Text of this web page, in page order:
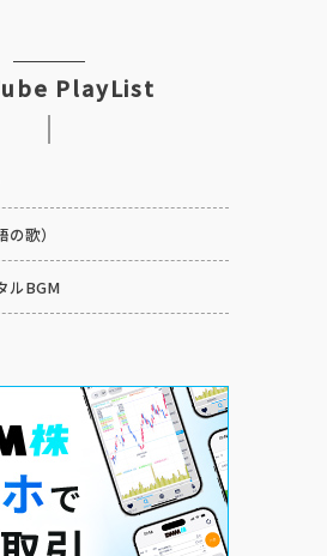
PlayList
歌）
ルBGM